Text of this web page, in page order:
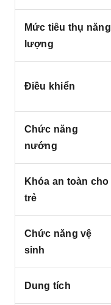
Mức tiêu thụ năng
lượng
Điều khiển
Chức năng
nướng
Khóa an toàn cho
trẻ
Chức năng vệ
sinh
Dung tích